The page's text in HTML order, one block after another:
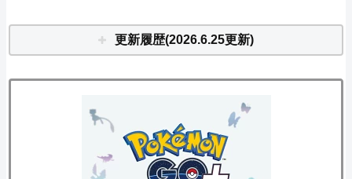
更新履歴(2026.6.25更新)